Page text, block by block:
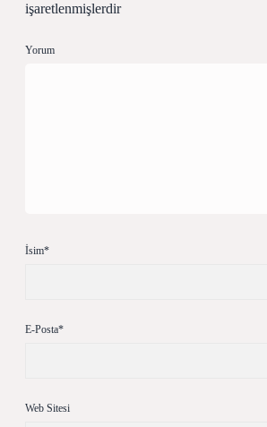
işaretlenmişlerdir
Yorum
İsim*
E-Posta*
Web Sitesi